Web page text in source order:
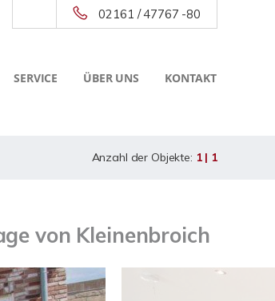
02161 / 47767 -80
SERVICE ÜBER UNS KONTAKT
Anzahl der Objekte: 1 | 1
von Kleinenbroich